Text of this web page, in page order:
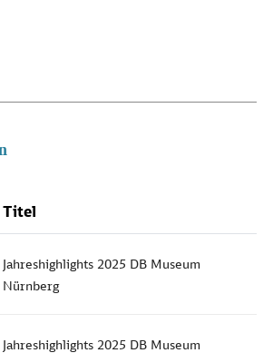
Titel
Jahreshighlights 2025 DB Museum
Nürnberg
Jahreshighlights 2025 DB Museum